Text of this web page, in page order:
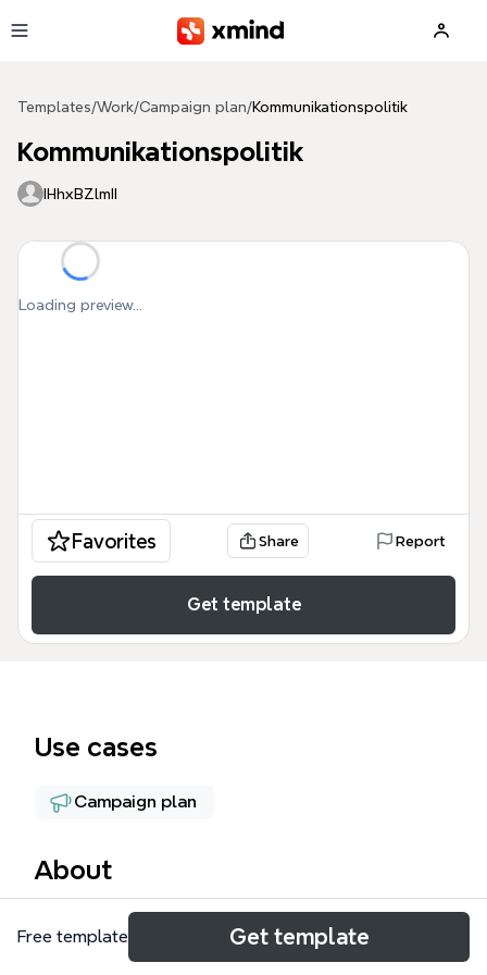
Templates/Work/Campaign plan/Kommunikationspolitik
Kommunikationspolitik
IHhxBZlmII
Loading preview...
Favorites Share Report
Get template
Use cases
Campaign plan
About
Die Kommunikationspolitik Mind Map bietet eine
strukturierte Übersicht über die strategische
Free template Get template